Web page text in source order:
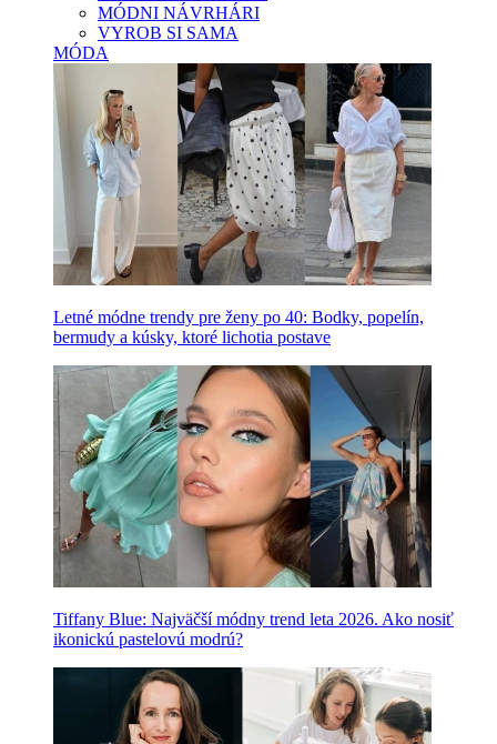
MÓDNI NÁVRHÁRI
VYROB SI SAMA
MÓDA
Letné módne trendy pre ženy po 40: Bodky, popelín,
bermudy a kúsky, ktoré lichotia postave
Tiffany Blue: Najväčší módny trend leta 2026. Ako nosiť
ikonickú pastelovú modrú?